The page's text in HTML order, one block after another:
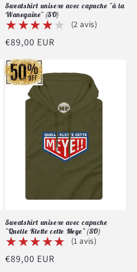
Sweatshirt unisexe avec capuche "à la
Wanegaine" (SO)
★★★★★
★★★★★ (2 avis)
Prix
habituel
€89,00 EUR
Sweatshirt unisexe avec capuche
"Quelle Klette cette Meye" (SO)
★★★★★
★★★★★ (1 avis)
Prix
€89,00 EUR